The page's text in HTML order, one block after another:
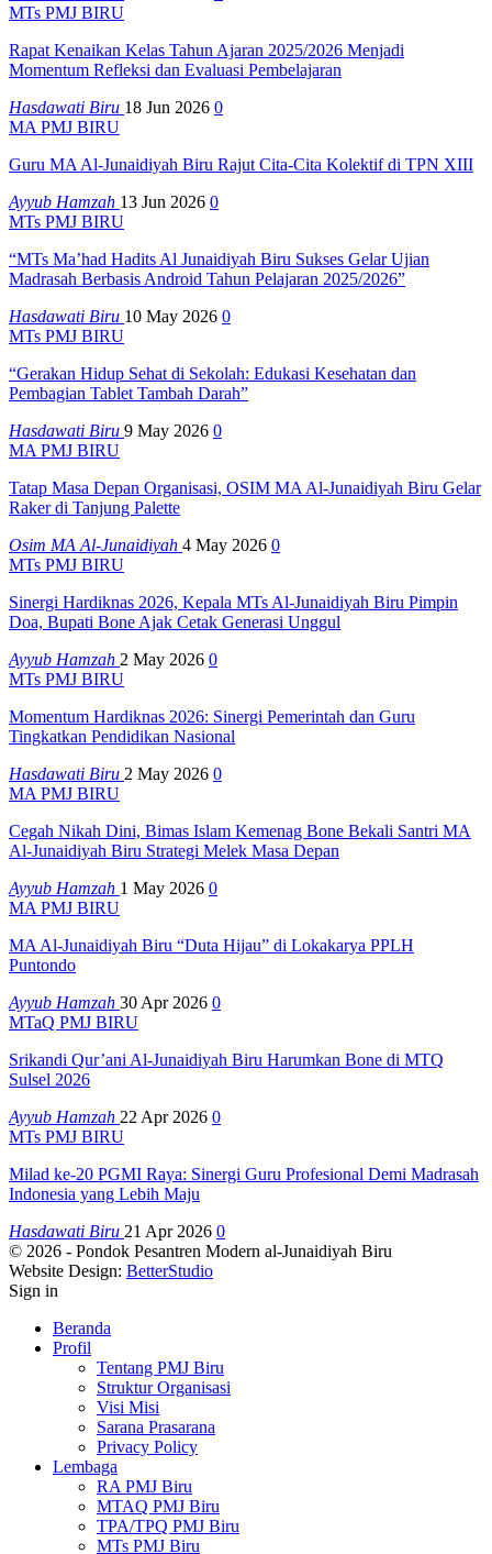
MTs PMJ BIRU
Rapat Kenaikan Kelas Tahun Ajaran 2025/2026 Menjadi
Momentum Refleksi dan Evaluasi Pembelajaran
Hasdawati Biru 18 Jun 2026 0
MA PMJ BIRU
Guru MA Al-Junaidiyah Biru Rajut Cita-Cita Kolektif di TPN XIII
Ayyub Hamzah 13 Jun 2026 0
MTs PMJ BIRU
“MTs Ma’had Hadits Al Junaidiyah Biru Sukses Gelar Ujian
Madrasah Berbasis Android Tahun Pelajaran 2025/2026”
Hasdawati Biru 10 May 2026 0
MTs PMJ BIRU
“Gerakan Hidup Sehat di Sekolah: Edukasi Kesehatan dan
Pembagian Tablet Tambah Darah”
Hasdawati Biru 9 May 2026 0
MA PMJ BIRU
Tatap Masa Depan Organisasi, OSIM MA Al-Junaidiyah Biru Gelar
Raker di Tanjung Palette
Osim MA Al-Junaidiyah 4 May 2026 0
MTs PMJ BIRU
Sinergi Hardiknas 2026, Kepala MTs Al-Junaidiyah Biru Pimpin
Doa, Bupati Bone Ajak Cetak Generasi Unggul
Ayyub Hamzah 2 May 2026 0
MTs PMJ BIRU
Momentum Hardiknas 2026: Sinergi Pemerintah dan Guru
Tingkatkan Pendidikan Nasional
Hasdawati Biru 2 May 2026 0
MA PMJ BIRU
Cegah Nikah Dini, Bimas Islam Kemenag Bone Bekali Santri MA
Al-Junaidiyah Biru Strategi Melek Masa Depan
Ayyub Hamzah 1 May 2026 0
MA PMJ BIRU
MA Al-Junaidiyah Biru “Duta Hijau” di Lokakarya PPLH
Puntondo
Ayyub Hamzah 30 Apr 2026 0
MTaQ PMJ BIRU
Srikandi Qur’ani Al-Junaidiyah Biru Harumkan Bone di MTQ
Sulsel 2026
Ayyub Hamzah 22 Apr 2026 0
MTs PMJ BIRU
Milad ke-20 PGMI Raya: Sinergi Guru Profesional Demi Madrasah
Indonesia yang Lebih Maju
Hasdawati Biru 21 Apr 2026 0
© 2026 - Pondok Pesantren Modern al-Junaidiyah Biru
Website Design: BetterStudio
Sign in
Beranda
Profil
Tentang PMJ Biru
Struktur Organisasi
Visi Misi
Sarana Prasarana
Privacy Policy
Lembaga
RA PMJ Biru
MTAQ PMJ Biru
TPA/TPQ PMJ Biru
MTs PMJ Biru